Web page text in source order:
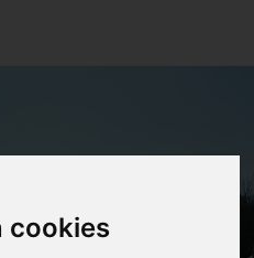
cookies